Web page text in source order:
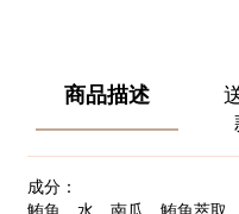
商品描述
成分：